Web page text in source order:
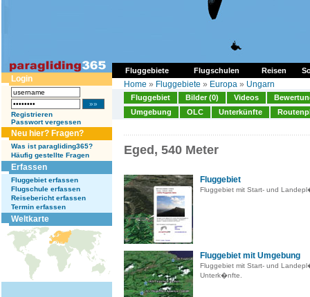
Fluggebiete Flugschulen Reisen
Login
Registrieren
Passwort vergessen
Neu hier? Fragen?
Was ist paragliding365?
Häufig gestellte Fragen
Erfassen
Fluggebiet erfassen
Flugschule erfassen
Reisebericht erfassen
Termin erfassen
Weltkarte
Home » Fluggebiete » Europa » Ungarn
Fluggebiet Bilder (0) Videos
Umgebung
OLC Unterkünfte
Eged, 540 Meter
Fluggebiet
Fluggebiet mit Start- und
Fluggebiet mit Umgebung
Fluggebiet mit Start- und
Unterk�nfte.